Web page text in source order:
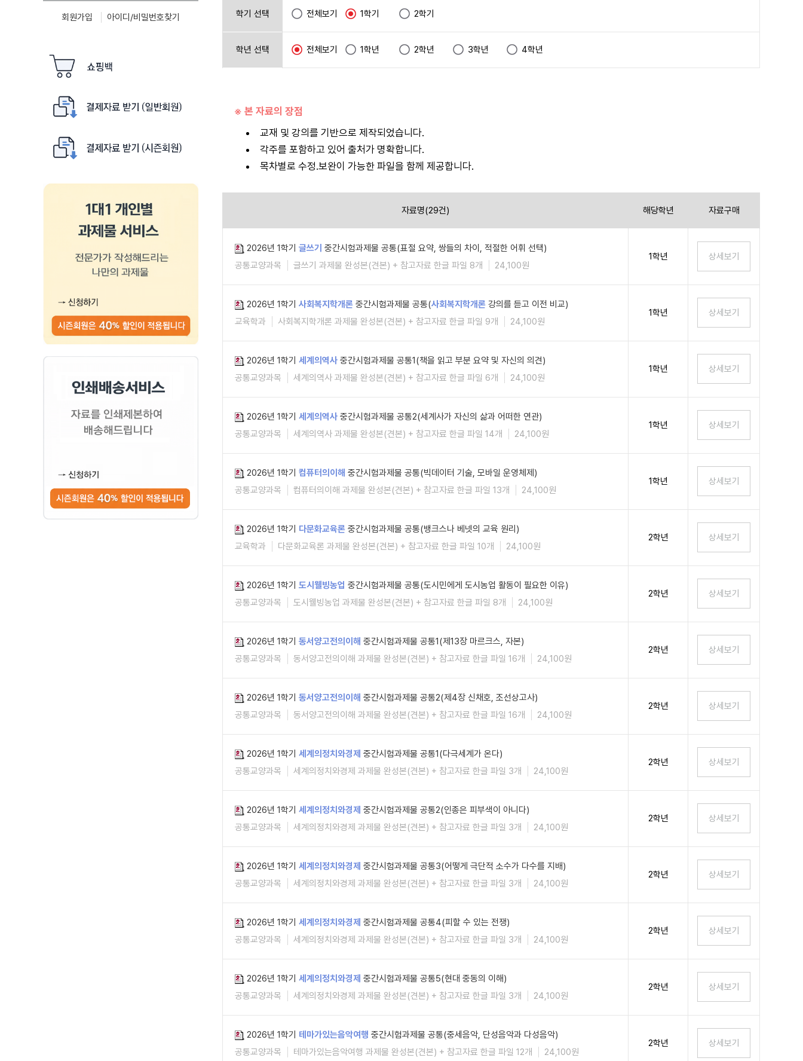
회원가입 아이디/비밀번호찾기 학기 선택 전체보기 1학기 2학기
학년 선택 전체보기 1학년 2학년 3학년 4학년
※ 본 자료의 장점
교재 및 강의를 기반으로 제작되었습니다.
각주를 포함하고 있어 출처가 명확합니다.
목차별로 수정.보완이 가능한 파일을 함께 제공합니다.
자료명(29건) 해당학년 자료구매
2026년 1학기 글쓰기 중간시험과제물 공통(표절 요약, 쌍들의 차이, 적절한 어휘 선택)
공통교양과목
글쓰기 과제물 완성본(견본) + 참고자료 한글 파일 8개 24,100원
1학년
2026년 1학기 사회복지학개론 중간시험과제물 공통(사회복지학개론 강의를 듣고 이전 비교)
교육학과
사회복지학개론 과제물 완성본(견본) + 참고자료 한글 파일 9개 24,100원
1학년
2026년 1학기 세계의역사 중간시험과제물 공통1(책을 읽고 부분 요약 및 자신의 의견)
공통교양과목
세계의역사 과제물 완성본(견본) + 참고자료 한글 파일 6개 24,100원
1학년
2026년 1학기 세계의역사 중간시험과제물 공통2(세계사가 자신의 삶과 어떠한 연관)
공통교양과목
세계의역사 과제물 완성본(견본) + 참고자료 한글 파일 14개 24,100원
1학년
2026년 1학기 컴퓨터의이해 중간시험과제물 공통(빅데이터 기술, 모바일 운영체제)
공통교양과목
컴퓨터의이해 과제물 완성본(견본) + 참고자료 한글 파일 13개 24,100원
1학년
2026년 1학기 다문화교육론 중간시험과제물 공통(뱅크스나 베넷의 교육 원리)
교육학과
다문화교육론 과제물 완성본(견본) + 참고자료 한글 파일 10개 24,100원
2학년
2026년 1학기 도시웰빙농업 중간시험과제물 공통(도시민에게 도시농업 활동이 필요한 이유)
공통교양과목
도시웰빙농업 과제물 완성본(견본) + 참고자료 한글 파일 8개 24,100원
2학년
2026년 1학기 동서양고전의이해 중간시험과제물 공통1(제13장 마르크스, 자본)
공통교양과목
동서양고전의이해 과제물 완성본(견본) + 참고자료 한글 파일 16개 24,100원
2학년
2026년 1학기 동서양고전의이해 중간시험과제물 공통2(제4장 신채호, 조선상고사)
공통교양과목
동서양고전의이해 과제물 완성본(견본) + 참고자료 한글 파일 16개 24,100원
2학년
2026년 1학기 세계의정치와경제 중간시험과제물 공통1(다극세계가 온다)
공통교양과목
세계의정치와경제 과제물 완성본(견본) + 참고자료 한글 파일 3개 24,100원
2학년
2026년 1학기 세계의정치와경제 중간시험과제물 공통2(인종은 피부색이 아니다)
공통교양과목
세계의정치와경제 과제물 완성본(견본) + 참고자료 한글 파일 3개 24,100원
2학년
2026년 1학기 세계의정치와경제 중간시험과제물 공통3(어떻게 극단적 소수가 다수를 지배)
공통교양과목
세계의정치와경제 과제물 완성본(견본) + 참고자료 한글 파일 3개 24,100원
2학년
2026년 1학기 세계의정치와경제 중간시험과제물 공통4(피할 수 있는 전쟁)
공통교양과목
세계의정치와경제 과제물 완성본(견본) + 참고자료 한글 파일 3개 24,100원
2학년
2026년 1학기 세계의정치와경제 중간시험과제물 공통5(현대 중동의 이해)
공통교양과목
세계의정치와경제 과제물 완성본(견본) + 참고자료 한글 파일 3개 24,100원
2학년
2026년 1학기 테마가있는음악여행 중간시험과제물 공통(중세음악, 단성음악과 다성음악)
공통교양과목
테마가있는음악여행 과제물 완성본(견본) + 참고자료 한글 파일 12개 24,100원
2학년